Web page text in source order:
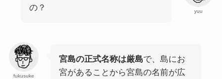
yuu
の？
fukusuke
宮島の正式名称は厳島で、島にお
宮があることから宮島の名前が広